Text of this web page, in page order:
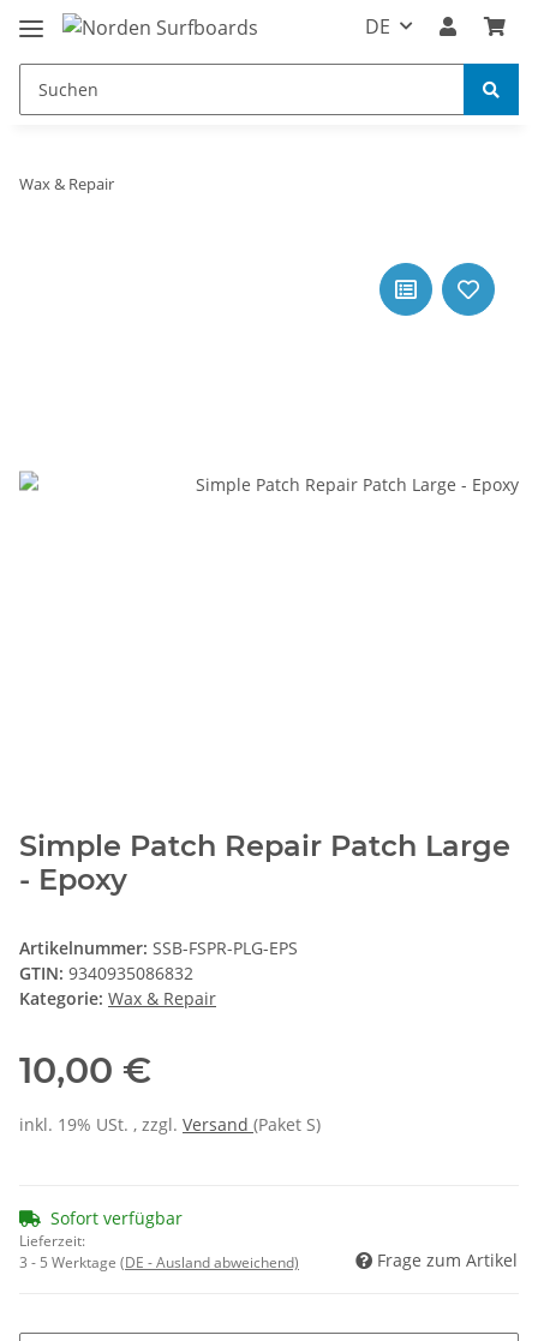
DE
Wax & Repair
Simple Patch Repair Patch Large
- Epoxy
Artikelnummer: SSB-FSPR-PLG-EPS
GTIN: 9340935086832
Kategorie: Wax & Repair
10,00 €
inkl. 19% USt. , zzgl. Versand (Paket S)
Sofort verfügbar
Lieferzeit:
3 - 5 Werktage (DE - Ausland abweichend) Frage zum Artikel